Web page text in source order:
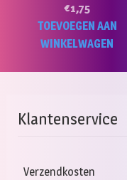
€1,75
TOEVOEGEN AAN
WINKELWAGEN
Klantenservice
Verzendkosten